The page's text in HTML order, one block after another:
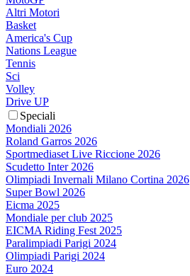
Altri Motori
Basket
America's Cup
Nations League
Tennis
Sci
Volley
Drive UP
Speciali
Mondiali 2026
Roland Garros 2026
Sportmediaset Live Riccione 2026
Scudetto Inter 2026
Olimpiadi Invernali Milano Cortina 2026
Super Bowl 2026
Eicma 2025
Mondiale per club 2025
EICMA Riding Fest 2025
Paralimpiadi Parigi 2024
Olimpiadi Parigi 2024
Euro 2024